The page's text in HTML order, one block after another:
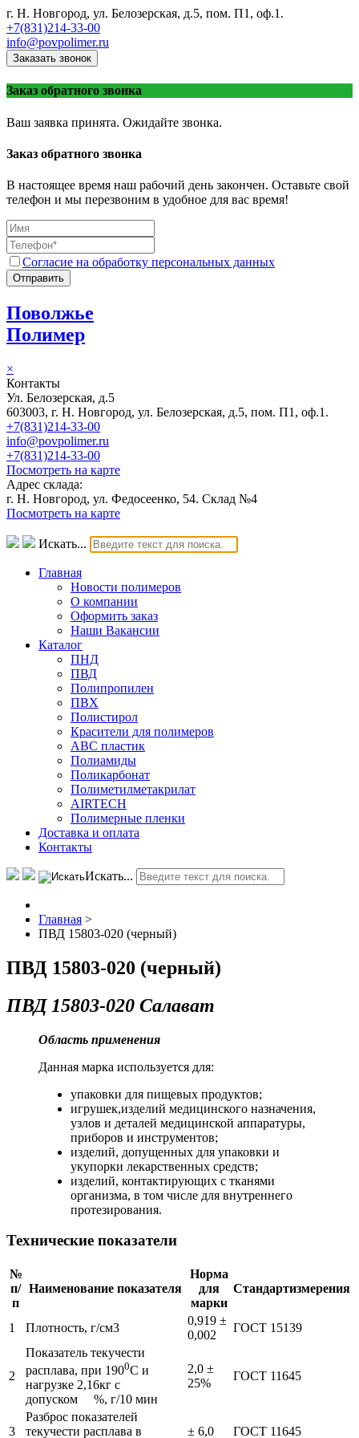
г. Н. Новгород, ул. Белозерская, д.5, пом. П1, оф.1.
+7(831)214-33-00
info@povpolimer.ru
Заказать звонок
Заказ обратного звонка
Ваш заявка принята. Ожидайте звонка.
Заказ обратного звонка
В настоящее время наш рабочий день закончен. Оставьте свой
телефон и мы перезвоним в удобное для вас время!
Согласие на обработку персональных данных
Отправить
Поволжье
Полимер
×
Контакты
Ул. Белозерская, д.5
603003, г. Н. Новгород, ул. Белозерская, д.5, пом. П1, оф.1.
+7(831)214-33-00
info@povpolimer.ru
+7(831)214-33-00
Посмотреть на карте
Адрес склада:
г. Н. Новгород, ул. Федосеенко, 54. Склад №4
Посмотреть на карте
Искать...
Главная
Новости полимеров
О компании
Оформить заказ
Наши Вакансии
Каталог
ПНД
ПВД
Полипропилен
ПВХ
Полистирол
Красители для полимеров
АВС пластик
Полиамиды
Поликарбонат
Полиметилметакрилат
AIRTECH
Полимерные пленки
Доставка и оплата
Контакты
Искать...
Главная >
ПВД 15803-020 (черный)
ПВД 15803-020 (черный)
ПВД 15803-020 Салават
Область применения
Данная марка используется для:
упаковки для пищевых продуктов;
игрушек,изделий медицинского назначения,
узлов и деталей медицинской аппаратуры,
приборов и инструментов;
изделий, допущенных для упаковки и
укупорки лекарственных средств;
изделий, контактирующих с тканями
организма, в том числе для внутреннего
протезирования.
Технические показатели
№
п/
п
Наименование показателя
Норма
для
марки
Стандартизмерения
1 Плотность, г/см3
0,919 ±
0,002
ГОСТ 15139
2
Показатель текучести
расплава, при 1900С и
нагрузке 2,16кг с
допуском %, г/10 мин
2,0 ±
25%
ГОСТ 11645
3
Разброс показателей
текучести расплава в
± 6,0 ГОСТ 11645